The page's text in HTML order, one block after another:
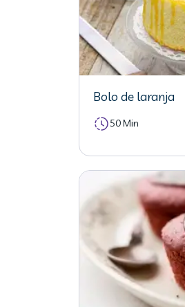
Bolo de laranja
50 Min